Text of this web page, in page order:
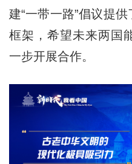
建“一带一路”倡议提
框架，希望未来两国
一步开展合作。